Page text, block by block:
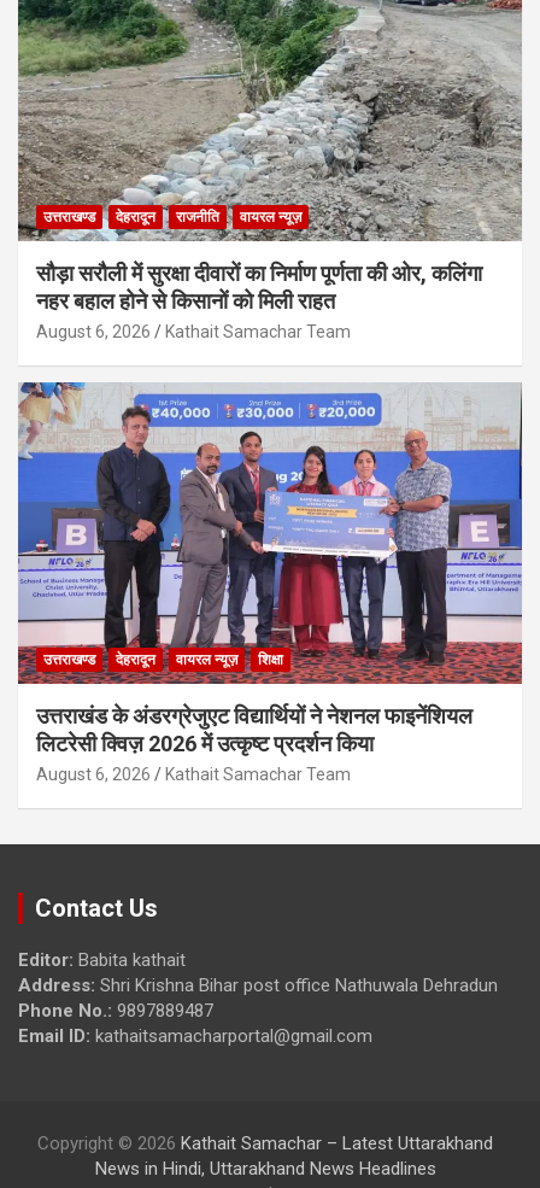
उत्तराखण्ड देहरादून राजनीति वायरल न्यूज़
सौड़ा सरौली में सुरक्षा दीवारों का निर्माण पूर्णता की ओर, कलिंगा
नहर बहाल होने से किसानों को मिली राहत
August 6, 2026 Kathait Samachar Team
उत्तराखण्ड देहरादून वायरल न्यूज़ शिक्षा
उत्तराखंड के अंडरग्रेजुएट विद्यार्थियों ने नेशनल फाइनेंशियल
लिटरेसी क्विज़ 2026 में उत्कृष्ट प्रदर्शन किया
August 6, 2026 Kathait Samachar Team
Contact Us
Editor: Babita kathait
Address: Shri Krishna Bihar post office Nathuwala Dehradun
Phone No.: 9897889487
Email ID: kathaitsamacharportal@gmail.com
Copyright © 2026 Kathait Samachar – Latest Uttarakhand
News in Hindi, Uttarakhand News Headlines